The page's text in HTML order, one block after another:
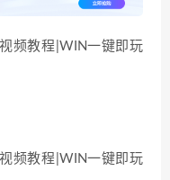
频教程|WIN一键即玩
频教程|WIN一键即玩